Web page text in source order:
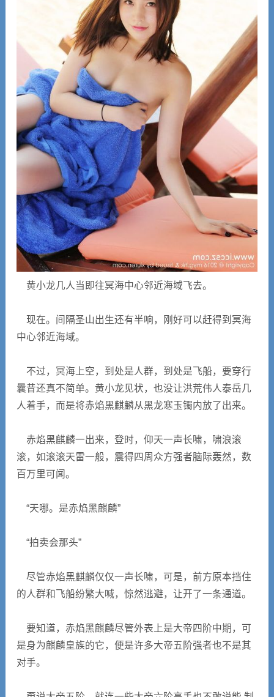
黄小龙几人当即往冥海中心邻近海域飞去。
现在。间隔圣山出生还有半响，刚好可以赶得到冥海
中心邻近海域。
不过，冥海上空，到处是人群，到处是飞船，要穿行
曩昔还真不简单。黄小龙见状，也没让洪荒伟人泰岳几
人着手，而是将赤焰黑麒麟从黑龙寒玉镯内放了出来。
赤焰黑麒麟一出来，登时，仰天一声长啸，啸浪滚
滚，如滚滚天雷一般，震得四周众方强者脑际轰然，数
百万里可闻。
“天哪。是赤焰黑麒麟”
“拍卖会那头”
尽管赤焰黑麒麟仅仅一声长啸，可是，前方原本挡住
的人群和飞船纷繁大喊，惊然逃避，让开了一条通道。
要知道，赤焰黑麒麟尽管外表上是大帝四阶中期，可
是身为麒麟皇族的它，便是许多大帝五阶强者也不是其
对手。